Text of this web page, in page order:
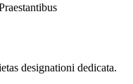
designationi dedicata.